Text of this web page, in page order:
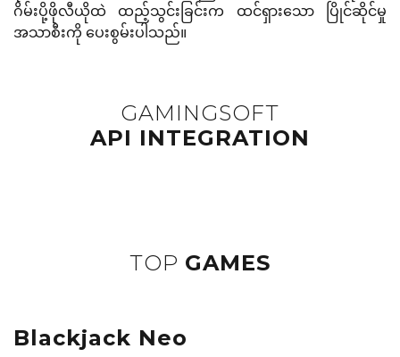
ဂိမ်းပို့ဖိုလီယိုထဲ ထည့်သွင်းခြင်းက ထင်ရှားသော ပြိုင်ဆိုင်မှု
အသာစီးကို ပေးစွမ်းပါသည်။
GAMINGSOFT
API INTEGRATION
TOP GAMES
Blackjack Neo